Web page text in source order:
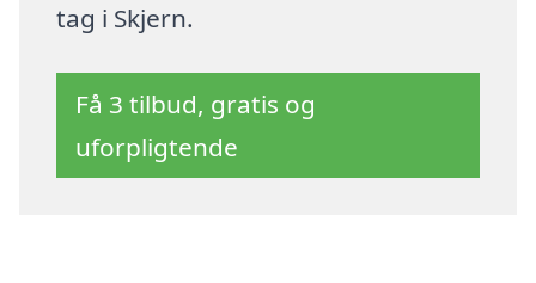
tag i Skjern.
Få 3 tilbud, gratis og
uforpligtende